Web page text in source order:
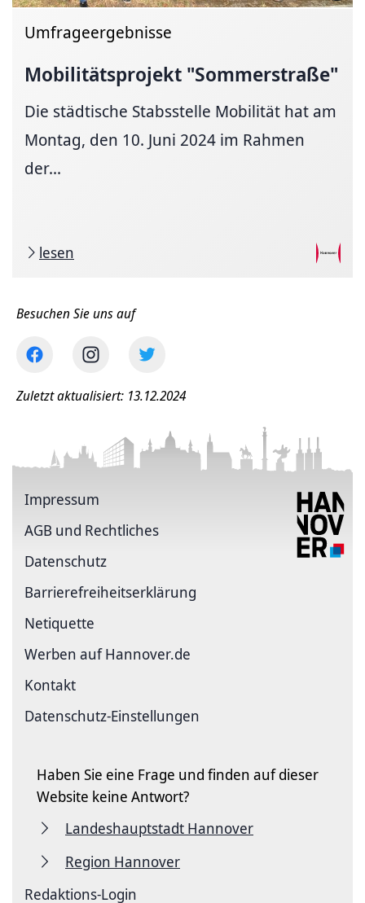
Umfrageergebnisse
Mobilitätsprojekt "Sommerstraße"
Die städtische Stabsstelle Mobilität hat am
Montag, den 10. Juni 2024 im Rahmen
der...
lesen
Besuchen Sie uns auf
Zuletzt aktualisiert: 13.12.2024
Impressum
AGB und Rechtliches
Datenschutz
Barriere­freiheits­erklärung
Netiquette
Werben auf Hannover.de
Kontakt
Datenschutz-Einstellungen
Haben Sie eine Frage und finden auf dieser
Website keine Antwort?
Landeshauptstadt Hannover
Region Hannover
Redaktions-Login